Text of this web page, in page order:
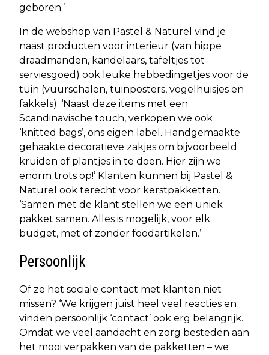
geboren.’
In de webshop van Pastel & Naturel vind je
naast producten voor interieur (van hippe
draadmanden, kandelaars, tafeltjes tot
serviesgoed) ook leuke hebbedingetjes voor de
tuin (vuurschalen, tuinposters, vogelhuisjes en
fakkels). ‘Naast deze items met een
Scandinavische touch, verkopen we ook
‘knitted bags’, ons eigen label. Handgemaakte
gehaakte decoratieve zakjes om bijvoorbeeld
kruiden of plantjes in te doen. Hier zijn we
enorm trots op!’ Klanten kunnen bij Pastel &
Naturel ook terecht voor kerstpakketten.
‘Samen met de klant stellen we een uniek
pakket samen. Alles is mogelijk, voor elk
budget, met of zonder foodartikelen.’
Persoonlijk
Of ze het sociale contact met klanten niet
missen? ‘We krijgen juist heel veel reacties en
vinden persoonlijk ‘contact’ ook erg belangrijk.
Omdat we veel aandacht en zorg besteden aan
het mooi verpakken van de pakketten – we